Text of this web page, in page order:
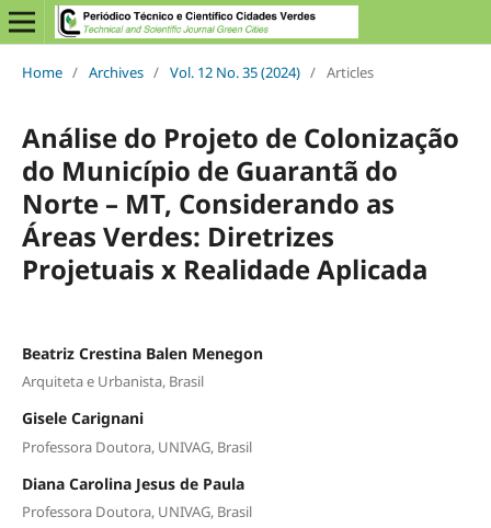
Home / Archives / Vol. 12 No. 35 (2024) / Articles
Análise do Projeto de Colonização
do Município de Guarantã do
Norte – MT, Considerando as
Áreas Verdes: Diretrizes
Projetuais x Realidade Aplicada
Beatriz Crestina Balen Menegon
Arquiteta e Urbanista, Brasil
Gisele Carignani
Professora Doutora, UNIVAG, Brasil
Diana Carolina Jesus de Paula
Professora Doutora, UNIVAG, Brasil